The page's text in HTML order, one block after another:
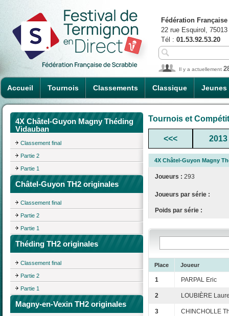
Accueil Tournois Classements Classique Jeunes
Fédération
22 rue Esquirol,
Tél : 01.53.92.53.20
Il y a actuellement
4X Châtel-Guyon Magny Théding
Vidauban
Classement final
Partie 2
Partie 1
Châtel-Guyon TH2 originales
Classement final
Partie 2
Partie 1
Théding TH2 originales
Classement final
Partie 2
Partie 1
Magny-en-Vexin TH2 originales
Tournois et
<<< 2013
4X Châtel-Guyon Magny
Joueurs : 293
Joueurs par série :
Poids par série :
Place Joueur
1 PARPAL Eric
2 LOUBIÈRE
3 CHINCHOLLE